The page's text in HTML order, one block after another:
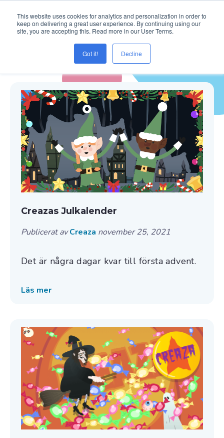
This website uses cookies for analytics and personalization in order to
keep on delivering a great user experience. By continuing using our
site, you are accepting this. Read more in our User Terms.
Got it! Decline
Blogg
Creazas Julkalender
Publicerat avCreaza november 25, 2021
Det är några dagar kvar till första advent.
Läs mer